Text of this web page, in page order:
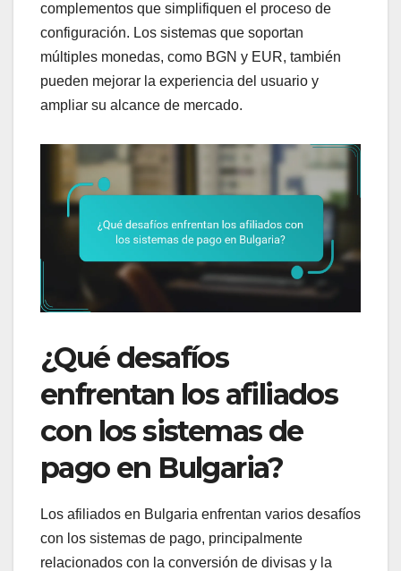
complementos que simplifiquen el proceso de
configuración. Los sistemas que soportan
múltiples monedas, como BGN y EUR, también
pueden mejorar la experiencia del usuario y
ampliar su alcance de mercado.
¿Qué desafíos
enfrentan los afiliados
con los sistemas de
pago en Bulgaria?
Los afiliados en Bulgaria enfrentan varios desafíos
con los sistemas de pago, principalmente
relacionados con la conversión de divisas y la